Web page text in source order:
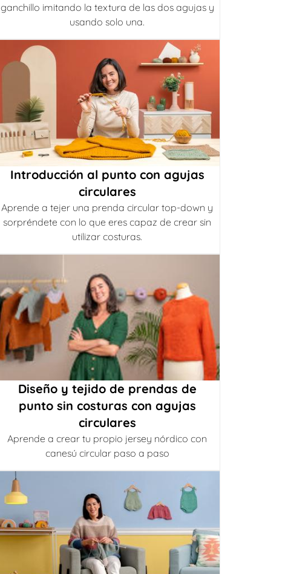
ganchillo imitando la textura de las dos agujas y
usando solo una.
Introducción al punto con agujas
circulares
Aprende a tejer una prenda circular top-down y
sorpréndete con lo que eres capaz de crear sin
utilizar costuras.
Diseño y tejido de prendas de
punto sin costuras con agujas
circulares
Aprende a crear tu propio jersey nórdico con
canesú circular paso a paso